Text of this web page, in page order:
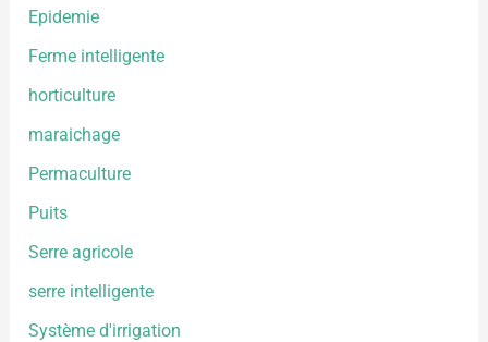
Epidemie
Ferme intelligente
horticulture
maraichage
Permaculture
Puits
Serre agricole
serre intelligente
Système d'irrigation